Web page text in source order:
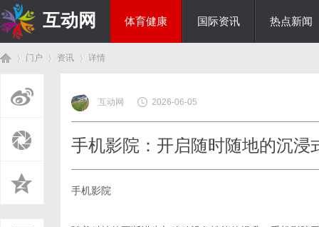
互动网 体育健康 国际资讯 热点新闻
门户 资讯
›
详情
互动网 2026-06-05
手机影院：开启随时随地的沉浸
手机影院